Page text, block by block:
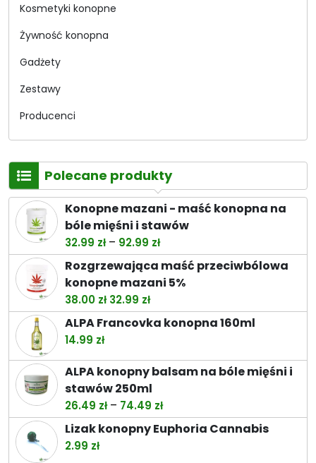
Kosmetyki konopne
Żywność konopna
Gadżety
Zestawy
Producenci
Polecane produkty
Konopne mazani - maść konopna na
bóle mięśni i stawów
32.99 zł – 92.99 złZakres
cen:
od
do
92.99 zł
Rozgrzewająca maść przeciwbólowa
konopne mazani 5%
38.00 zł Pierwotna
cena
32.99 złAktualna
cena
ALPA Francovka konopna 160ml
14.99 zł
ALPA konopny balsam na bóle mięśni i
stawów 250ml
26.49 zł – 74.49 złZakres
cen:
od
Lizak konopny Euphoria Cannabis
2.99 zł